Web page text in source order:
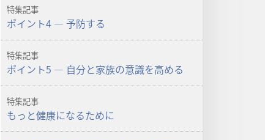
3
月
特集記事
ポイント4 ― 予防する
特集記事
ポイント5 ― 自分と家族の意識を高める
特集記事
もっと健康になるために